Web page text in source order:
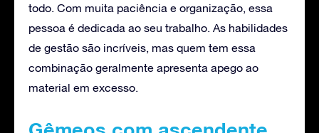
todo. Com muita paciência e organização, essa
pessoa é dedicada ao seu trabalho. As habilidades
de gestão são incríveis, mas quem tem essa
combinação geralmente apresenta apego ao
material em excesso.